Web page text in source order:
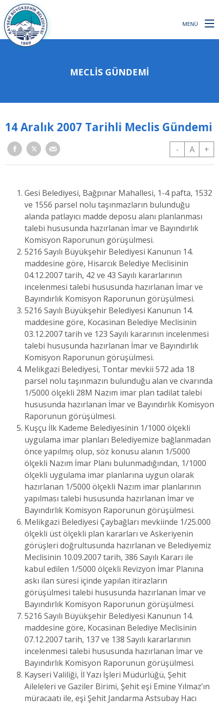
MENÜ
MECLİS GÜNDEMİ
14 Aralık 2007 Tarihli Meclis Gündemi
- A +
Gesi Belediyesi, Bağpınar Mahallesi, 1-4 pafta, 1532
ve 1556 parsel nolu taşınmazların bulunduğu
alanda patlayıcı madde deposu alanı planlanması
talebi hususunda hazırlanan İmar ve Bayındırlık
Komisyon Raporunun görüşülmesi.
5216 Sayılı Büyükşehir Belediyesi Kanunun 14.
maddesine göre, Hisarcık Belediye Meclisinin
04.12.2007 tarih, 42 ve 43 Sayılı kararlarının
incelenmesi talebi hususunda hazırlanan İmar ve
Bayındırlık Komisyon Raporunun görüşülmesi.
5216 Sayılı Büyükşehir Belediyesi Kanunun 14.
maddesine göre, Kocasinan Belediye Meclisinin
03.12.2007 tarih ve 123 Sayılı kararının incelenmesi
talebi hususunda hazırlanan İmar ve Bayındırlık
Komisyon Raporunun görüşülmesi.
Melikgazi Belediyesi, Tontar mevkii 572 ada 18
parsel nolu taşınmazın bulunduğu alan ve civarında
1/5000 ölçekli 28M Nazım imar plan tadilat talebi
hususunda hazırlanan İmar ve Bayındırlık Komisyon
Raporunun görüşülmesi.
Kuşçu İlk Kademe Belediyesinin 1/1000 ölçekli
uygulama imar planları Belediyemize bağlanmadan
önce yapılmış olup, söz konusu alanın 1/5000
ölçekli Nazım İmar Planı bulunmadığından, 1/1000
ölçekli uygulama imar planlarına uygun olarak
hazırlanan 1/5000 ölçekli Nazım imar planlarının
yapılması talebi hususunda hazırlanan İmar ve
Bayındırlık Komisyon Raporunun görüşülmesi.
Melikgazi Belediyesi Çaybağları mevkiinde 1/25.000
ölçekli üst ölçekli plan kararları ve Askeriyenin
görüşleri doğrultusunda hazırlanan ve Belediyemiz
Meclisinin 10.09.2007 tarih, 386 Sayılı Kararı ile
kabul edilen 1/5000 ölçekli Revizyon İmar Planına
askı ilan süresi içinde yapılan itirazların
görüşülmesi talebi hususunda hazırlanan İmar ve
Bayındırlık Komisyon Raporunun görüşülmesi.
5216 Sayılı Büyükşehir Belediyesi Kanunun 14.
maddesine göre, Kocasinan Belediye Meclisinin
07.12.2007 tarih, 137 ve 138 Sayılı kararlarının
incelenmesi talebi hususunda hazırlanan İmar ve
Bayındırlık Komisyon Raporunun görüşülmesi.
Kayseri Valiliği, İl Yazı İşleri Müdürlüğü, Şehit
Aileleleri ve Gaziler Birimi, Şehit eşi Emine Yılmaz’ın
müracaatı ile, eşi Şehit Jandarma Astsubay Hacı